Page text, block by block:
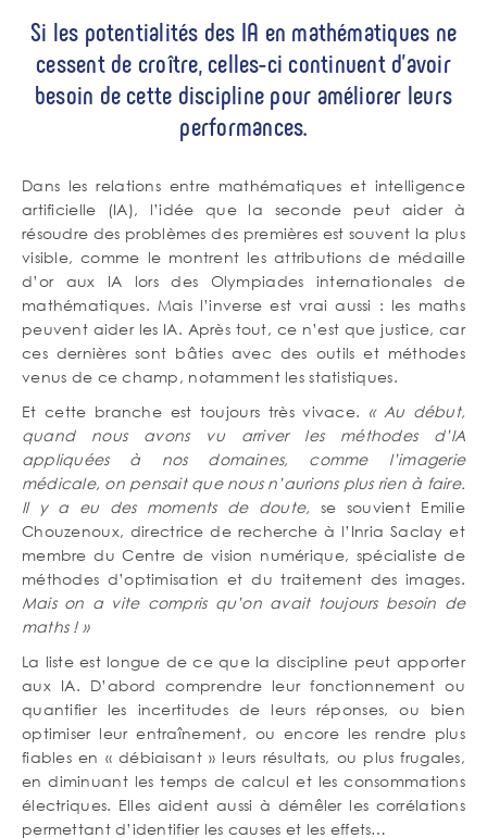
Chapo
Si les potentialités des IA en mathématiques ne
cessent de croître, celles-ci continuent d’avoir
besoin de cette discipline pour améliorer leurs
performances.
Contenu
Corps
de
texte
Dans les relations entre mathématiques et intelligence
artificielle (IA), l’idée que la seconde peut aider à
résoudre des problèmes des premières est souvent la plus
visible, comme le montrent les attributions de médaille
d’or aux IA lors des Olympiades internationales de
mathématiques. Mais l’inverse est vrai aussi : les maths
peuvent aider les IA. Après tout, ce n’est que justice, car
ces dernières sont bâties avec des outils et méthodes
venus de ce champ, notamment les statistiques.
Et cette branche est toujours très vivace. « Au début,
quand nous avons vu arriver les méthodes d’IA
appliquées à nos domaines, comme l’imagerie
médicale, on pensait que nous n’aurions plus rien à faire.
Il y a eu des moments de doute, se souvient Emilie
Chouzenoux, directrice de recherche à l’Inria Saclay et
membre du Centre de vision numérique, spécialiste de
méthodes d’optimisation et du traitement des images.
Mais on a vite compris qu’on avait toujours besoin de
maths ! »
La liste est longue de ce que la discipline peut apporter
aux IA. D’abord comprendre leur fonctionnement ou
quantifier les incertitudes de leurs réponses, ou bien
optimiser leur entraînement, ou encore les rendre plus
fiables en « débiaisant » leurs résultats, ou plus frugales,
en diminuant les temps de calcul et les consommations
électriques. Elles aident aussi à démêler les corrélations
permettant d’identifier les causes et les effets…